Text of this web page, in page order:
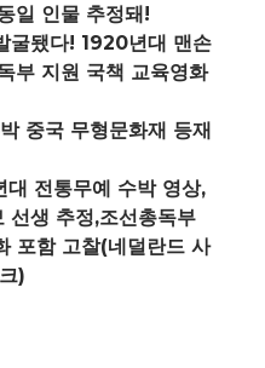
일 인물 추정돼!
굴됐다! 1920년대 맨손
부 지원 국책 교육영화
중국 무형문화재 등재
전통무예 수박 영상,
선생 추정,조선총독부
포함 고찰(네덜란드 사
)